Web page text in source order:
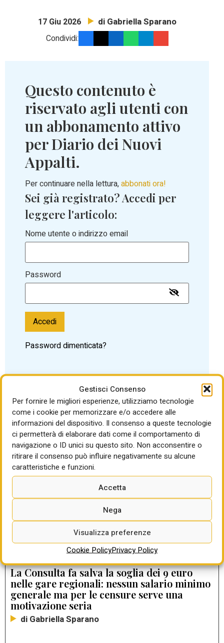
Gestisci Consenso
Per fornire le migliori esperienze, utilizziamo tecnologie
come i cookie per memorizzare e/o accedere alle
informazioni del dispositivo. Il consenso a queste tecnologie
ci permetterà di elaborare dati come il comportamento di
navigazione o ID unici su questo sito. Non acconsentire o
ritirare il consenso può influire negativamente su alcune
caratteristiche e funzioni.
Accetta
Nega
Visualizza preferenze
Cookie PolicyPrivacy Policy
17 Giu 2026 di Gabriella Sparano
Condividi:
Questo contenuto è
riservato agli utenti con
un abbonamento attivo
per Diario dei Nuovi
Appalti.
Per continuare nella lettura,abbonati ora!
Sei già registrato? Accedi per
leggere l'articolo:
Nome utente o indirizzo email
Password
Accedi
Password dimenticata?
LEGGI ANCHE
DIARIO DEI NUOVI APPALTI
Dal dialogo al reato: la Cassazione frena la
rilevanza penale delle interlocuzioni nel
PPP
di Gabriella Sparano
Incentivi tecnici, storia di norme e diritti
vigenti sulla carta ma disapplicati nella
sostanza da molte stazioni appaltanti
di Gabriella Sparano
La Consulta fa salva la soglia dei 9 euro
nelle gare regionali: nessun salario minimo
generale ma per le censure serve una
motivazione seria
di Gabriella Sparano